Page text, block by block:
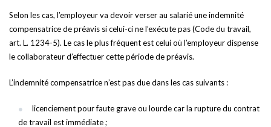
Selon les cas, l’employeur va devoir verser au salarié une indemnité
compensatrice de préavis si celui-ci ne l’exécute pas (Code du travail,
art. L. 1234-5). Le cas le plus fréquent est celui où l’employeur dispense
le collaborateur d’effectuer cette période de préavis.
L’indemnité compensatrice n’est pas due dans les cas suivants :
licenciement pour faute grave ou lourde car la rupture du contrat
de travail est immédiate ;